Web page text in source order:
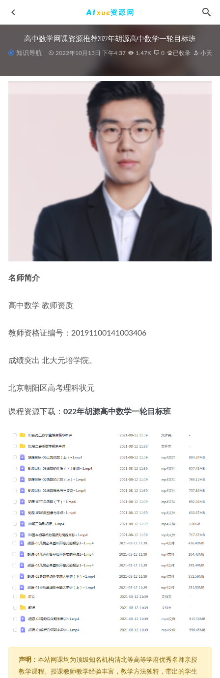
高中数学网课资源推荐2022年胡源高中数学一轮目标班
知识导航 2022年10月13日 下午4:37 1.47K 0 已收录 小天
名师简介
高中数学 教师资质
教师资格证编号：20191100141003406
成绩突出 北大元培学院。
北京朝阳区高考理科状元
课程资源下载： 022年胡源高中数学一轮目标班
声明： 本站网课均为顶级知名机构清北等高等学府优秀名师亲授
教学课程。授课教师教学经验丰富，教学方法独特，带出的学生
有道2024杨翌高三地理二三轮复习寒春班 2024-06-13
高中化学网课学习资料下载学魁榜史家昕高考化学秒杀课
2023高考押题讲义电子版全套-广西高三全套试题摸底考试
【首席微课堂】玩赚无货源电商7天特训营,713.85M课程百度
网盘打包下载,店群选品及突破上限限制,日出2千单 2021-04-25
2025成功高三化学密训班高考三轮押题课